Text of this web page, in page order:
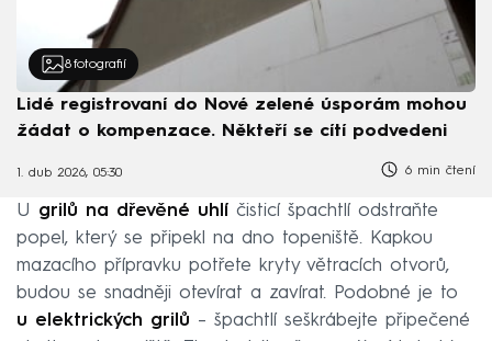
8 fotografií
Lidé registrovaní do Nové zelené úsporám mohou
žádat o kompenzace. Někteří se cítí podvedeni
1. dub 2026, 05:30 6 min čtení
U grilů na dřevěné uhlí čisticí špachtlí odstraňte
popel, který se připekl na dno topeniště. Kapkou
mazacího přípravku potřete kryty větracích otvorů,
budou se snadněji otevírat a zavírat. Podobné je to
u elektrických grilů – špachtlí seškrábejte připečené